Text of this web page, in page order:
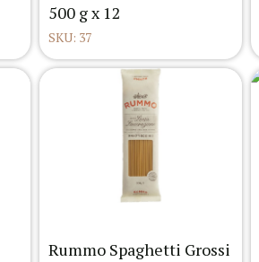
500 g x 12
SKU: 37
Rummo Spaghetti Grossi